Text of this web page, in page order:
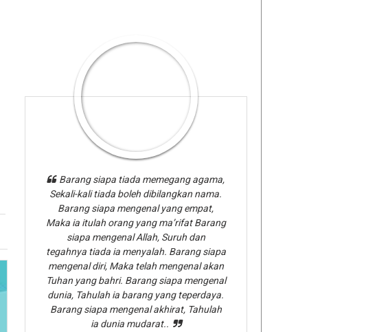
Barang siapa tiada memegang agama,
Sekali-kali tiada boleh dibilangkan nama.
Barang siapa mengenal yang empat,
Maka ia itulah orang yang ma’rifat Barang
siapa mengenal Allah, Suruh dan
tegahnya tiada ia menyalah. Barang siapa
mengenal diri, Maka telah mengenal akan
Tuhan yang bahri. Barang siapa mengenal
dunia, Tahulah ia barang yang teperdaya.
Barang siapa mengenal akhirat, Tahulah
ia dunia mudarat..